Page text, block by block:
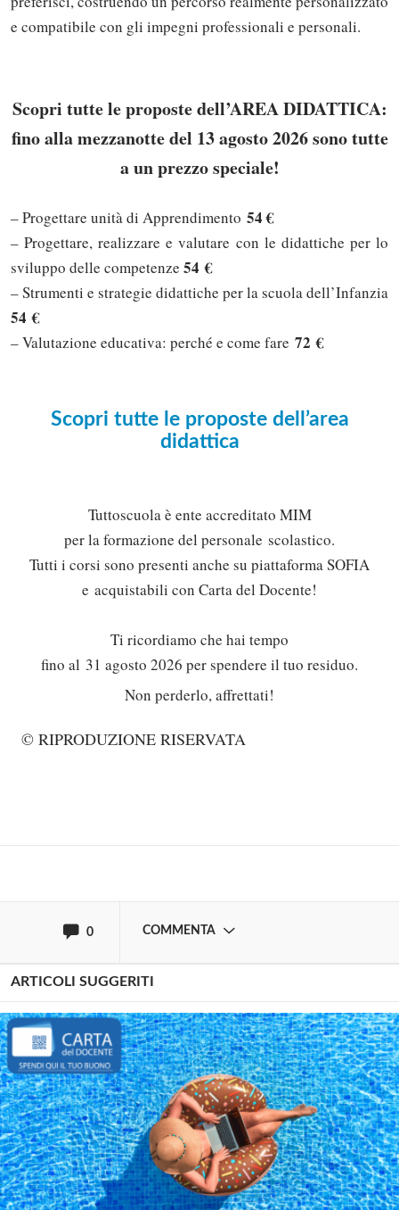
e compatibile con gli impegni professionali e personali.
Scopri tutte le proposte dell’AREA DIDATTICA:
fino alla mezzanotte del 13 agosto 2026 sono tutte
a un prezzo speciale!
– Progettare unità di Apprendimento 54 €
– Progettare, realizzare e valutare con le didattiche per lo
sviluppo delle competenze 54 €
– Strumenti e strategie didattiche per la scuola dell’Infanzia
54 €
– Valutazione educativa: perché e come fare 72€
Scopri tutte le proposte dell’area
didattica
Tuttoscuola è ente accreditato MIM
per la formazione del personale scolastico.
Tutti i corsi sono presenti anche su piattaforma SOFIA
e acquistabili con Carta del Docente!
Ti ricordiamo che hai tempo
fino al 31 agosto 2026 per spendere il tuo residuo.
Non perderlo, affrettati!
© RIPRODUZIONE RISERVATA
0 COMMENTA
Solo gli utenti registrati possono
ARTICOLI SUGGERITI